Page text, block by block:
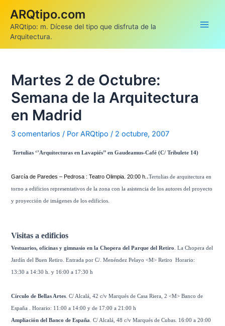
contenido
ARQtipo.com
ARQtipo: m. Dícese del tipo que disfruta de la
Arquitectura.
Martes 2 de Octubre:
Semana de la Arquitectura
en Madrid
3 comentarios / PorARQtipo/ 2 octubre, 2007
Tertulias ‘’Arquitecturas en Lavapiés’’ en Gaudeamus-Café (C/ Tribulete 14)
García de Paredes – Pedrosa : Teatro Olimpia. 20:00 h. .Tertulias de arquitectura en
torno a edificios representativos de la zona con la asistencia de los autores del proyecto
y proyección de imágenes de los edificios.
Visitas a edificios
Vestuarios, oficinas y gimnasio en la Chopera del Parque del Retiro .La Chopera del
Jardín del Buen Retiro. Entrada por C/. Menéndez Pelayo <M> Retiro Horario:
13:30 a 14:30 h. y 16:00 a 17:30 h
Círculo de Bellas Artes . C/ Alcalá, 42 c/v Marqués de Casa Riera, 2 <M>Banco de
España . Horario: 11:00 a 14:00 y de 17:00 a 21:00 h
Ampliación del Banco de España . C/ Alcalá, 48 c/v Marqués de Cubas. 16:00 a 20:00